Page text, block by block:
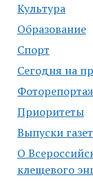
Культура
Образование
Спорт
Сегодня на
Приоритеты
Выпуски газет
О
клещевого